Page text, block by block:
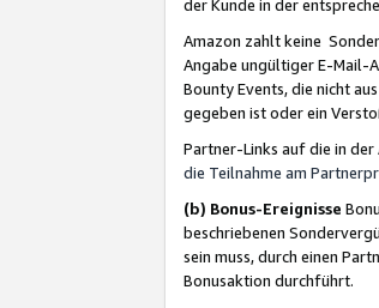
der Kunde in der
Amazon zahlt keine
Angabe ungültiger E-Mail-
Bounty Events, die nicht
gegeben ist oder ein
Partner-Links auf die in
die Teilnahme am
(b) Bonus-Ereignisse
beschriebenen
sein muss, durch einen
Bonusaktion durchführt.